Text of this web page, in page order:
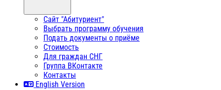
Сайт "Абитуриент"
Выбрать программу обучения
Подать документы о приёме
Стоимость
Для граждан СНГ
Группа ВКонтакте
Контакты
English Version